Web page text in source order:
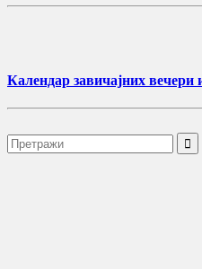
Календар завичајних вечери